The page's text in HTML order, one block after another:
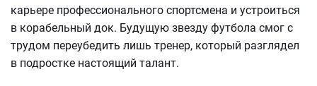
карьере профессионального спортсмена и устроиться
в корабельный док. Будущую звезду футбола смог с
трудом переубедить лишь тренер, который разглядел
в подростке настоящий талант.